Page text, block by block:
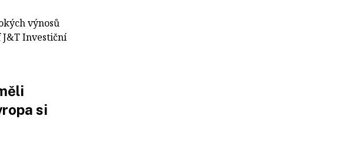
výnosů
Investiční
si